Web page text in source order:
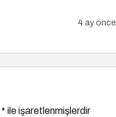
4 ay önce
* ile işaretlenmişlerdir